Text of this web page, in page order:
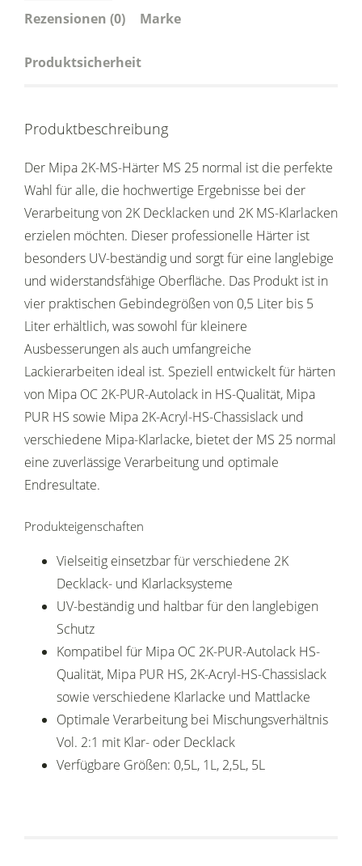
Rezensionen (0) Marke
Produktsicherheit
Produktbeschreibung
Der Mipa 2K-MS-Härter MS 25 normal ist die perfekte
Wahl für alle, die hochwertige Ergebnisse bei der
Verarbeitung von 2K Decklacken und 2K MS-Klarlacken
erzielen möchten. Dieser professionelle Härter ist
besonders UV-beständig und sorgt für eine langlebige
und widerstandsfähige Oberfläche. Das Produkt ist in
vier praktischen Gebindegrößen von 0,5 Liter bis 5
Liter erhältlich, was sowohl für kleinere
Ausbesserungen als auch umfangreiche
Lackierarbeiten ideal ist. Speziell entwickelt für härten
von Mipa OC 2K-PUR-Autolack in HS-Qualität, Mipa
PUR HS sowie Mipa 2K-Acryl-HS-Chassislack und
verschiedene Mipa-Klarlacke, bietet der MS 25 normal
eine zuverlässige Verarbeitung und optimale
Endresultate.
Produkteigenschaften
Vielseitig einsetzbar für verschiedene 2K
Decklack- und Klarlacksysteme
UV-beständig und haltbar für den langlebigen
Schutz
Kompatibel für Mipa OC 2K-PUR-Autolack HS-
Qualität, Mipa PUR HS, 2K-Acryl-HS-Chassislack
sowie verschiedene Klarlacke und Mattlacke
Optimale Verarbeitung bei Mischungsverhältnis
Vol. 2:1 mit Klar- oder Decklack
Verfügbare Größen: 0,5L, 1L, 2,5L, 5L